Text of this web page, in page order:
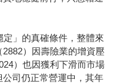
」的真確條件，整體來
）因壽險業的增資壓
）也因獲利下滑而市場
司仍正常營運中，其年